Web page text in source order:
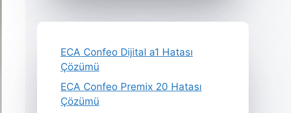
ECA Confeo Dijital a1 Hatası
Çözümü
ECA Confeo Premix 20 Hatası
Çözümü